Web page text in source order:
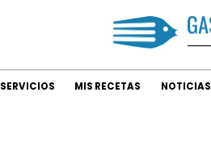
SERVICIOS MIS RECETAS NOTICIAS